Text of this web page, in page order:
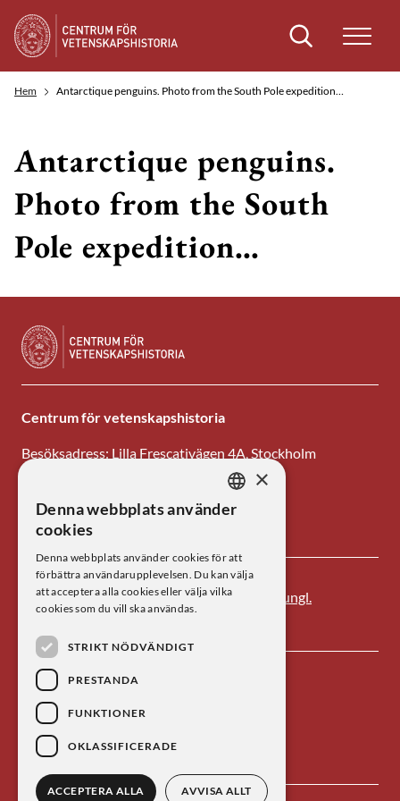
Sök
Hem Antarctique penguins. Photo from the South Pole expedition…
Antarctique penguins.
Photo from the South
Pole expedition…
Centrum för vetenskapshistoria
Besöksadress: Lilla Frescativägen 4A, Stockholm
E-post: centrum@kva.se
Centrum för vetenskapshistoria är ett av
Kungl.
Vetenskapsakademiens forskningsinstitut.
SWEDISH
×
Denna webbplats använder
cookies
Denna webbplats använder cookies för att
förbättra användarupplevelsen. Du kan välja
att acceptera alla cookies eller välja vilka
cookies som du vill ska användas.
STRIKT NÖDVÄNDIGT
PRESTANDA
FUNKTIONER
OKLASSIFICERADE
ACCEPTERA ALLA AVVISA ALLT